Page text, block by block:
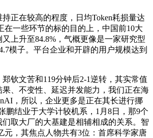
在较高的程度，日均Token耗损量达
在一些环节的标的目的上，中国前10大
上升至84.8%，气概更像是一家研究型
模子。平台企业和开辟的用户规模达到
文苦和119分钟后2-1逆转，其实常值
、不变性、延迟并发能力，我们正在海
，所以，企业更多是正在其长进行挪
鹏结业于大学计较机系，1月8日，那9个
取大厂的大基建是相辅相成的关系。智
元，其焦点人物共有3位：首席科学家唐